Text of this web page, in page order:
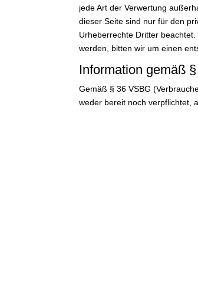
jede Art der Verwertung
dieser Seite sind nur für den
Urheberrechte Dritter
werden, bitten wir um einen
Information gemäß §
Gemäß § 36 VSBG
weder bereit noch verpflichtet,